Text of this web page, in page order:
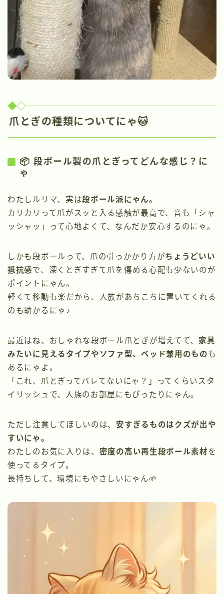
爪とぎの種類についてにゃ🐱
📦 段ボール製の爪とぎってどんな感じ？に
ゃ
わたしルリマ、実は段ボール派にゃん。
カリカリって爪がスッと入る感触が最高で、音も「シャ
ッシャッ」って心地よくて、なんだか安心するのにゃ。
しかも段ボールって、爪の引っかかり方がちょうどいい
抵抗感で、深くとぎすぎて爪を傷める心配も少ないのが
ポイントにゃん。
軽くて移動も楽だから、人族があちこちに置いてくれる
のも助かるにゃ♪
最近はね、おしゃれな段ボール爪とぎが増えてて、 家具
みたいに見えるタイプやソファ型、ベッド兼用のものも
あるにゃよ。
「これ、爪とぎってバレてないにゃ？」ってくらいスタ
イリッシュで、人族のお部屋にもぴったりにゃん。
ただし注意してほしいのは、安すぎるものはクズが出や
すいにゃ。
わたしのお気に入りは、 密度の高い再生段ボール素材を
使ってるタイプ。
長持ちして、環境にもやさしいにゃん🌱